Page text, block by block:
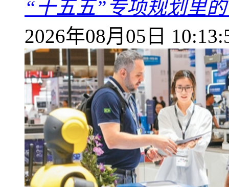
“十五五”专项规划里
2026年08月05日